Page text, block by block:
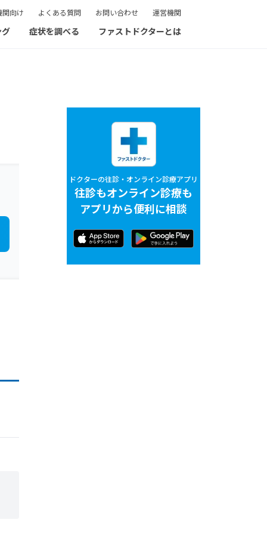
関向け よくある質問 お問い合わせ 運営機関
症状を調べる ファストドクターとは
ドクターの往診・オンライン診療アプリ
往診もオンライン診療も
アプリから便利に相談